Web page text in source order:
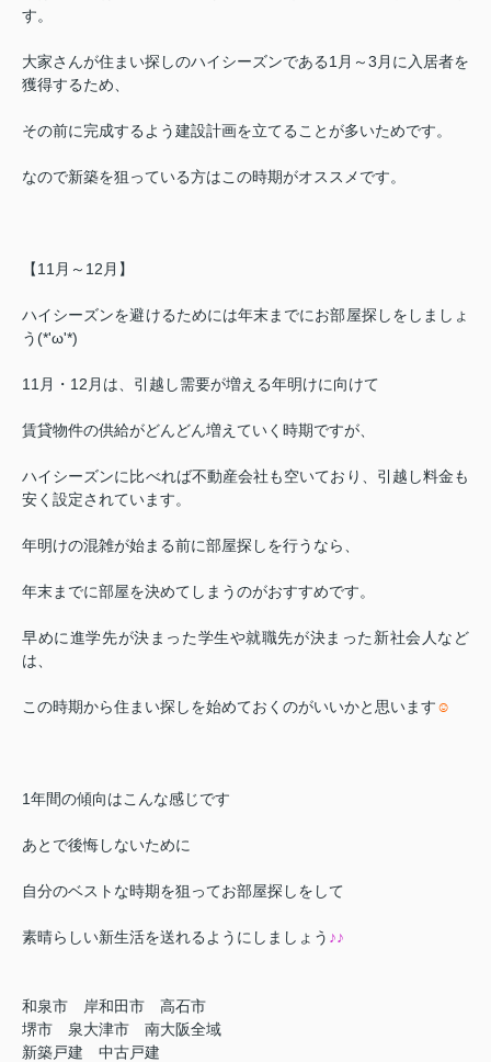
す。
大家さんが住まい探しのハイシーズンである1 月～3 月に入居者を
獲得するため、
その前に完成するよう建設計画を立てることが多いためです。
なので新築を狙っている方はこの時期がオススメです。
【11 月～ 12 月】
ハイシーズンを避けるためには年末までにお部屋探しをしましょ
う(*'ω'*)
11 月・ 12 月は、引越し需要が増える年明けに向けて
賃貸物件の供給がどんどん増えていく時期ですが、
ハイシーズンに比べれば不動産会社も空いており、引越し料金も
安く設定されています。
年明けの混雑が始まる前に部屋探しを行うなら、
年末までに部屋を決めてしまうのがおすすめです。
早めに進学先が決まった学生や就職先が決まった新社会人など
は、
この時期から住まい探しを始めておくのがいいかと思います ☺
1年間の傾向はこんな感じです
あとで後悔しないために
自分のベストな時期を狙ってお部屋探しをして
素晴らしい新生活を送れるようにしましょう ♪♪
和泉市 岸和田市 高石市
堺市 泉大津市 南大阪全域
新築戸建 中古戸建